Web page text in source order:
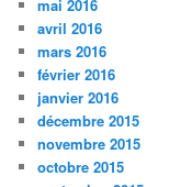
mai 2016
avril 2016
mars 2016
février 2016
janvier 2016
décembre 2015
novembre 2015
octobre 2015